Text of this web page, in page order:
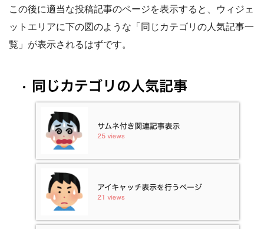
この後に適当な投稿記事のページを表示すると、ウィジェ
ットエリアに下の図のような「同じカテゴリの人気記事一
覧」が表示されるはずです。